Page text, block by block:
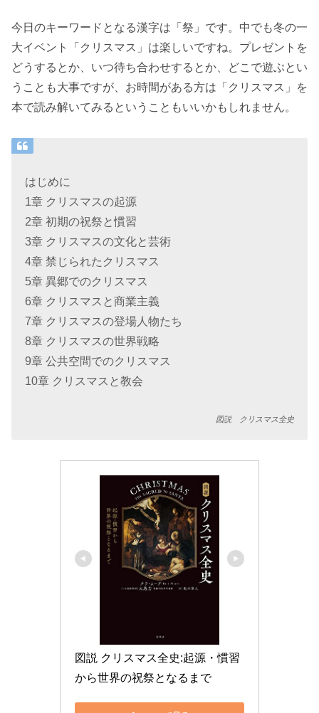
今日のキーワードとなる漢字は「祭」です。中でも冬の一
大イベント「クリスマス」は楽しいですね。プレゼントを
どうするとか、いつ待ち合わせするとか、どこで遊ぶとい
うことも大事ですが、お時間がある方は「クリスマス」を
本で読み解いてみるということもいいかもしれません。
はじめに
1章 クリスマスの起源
2章 初期の祝祭と慣習
3章 クリスマスの文化と芸術
4章 禁じられたクリスマス
5章 異郷でのクリスマス
6章 クリスマスと商業主義
7章 クリスマスの登場人物たち
8章 クリスマスの世界戦略
9章 公共空間でのクリスマス
10章 クリスマスと教会
図説 クリスマス全史
図説 クリスマス全史:起源・慣習
から世界の祝祭となるまで